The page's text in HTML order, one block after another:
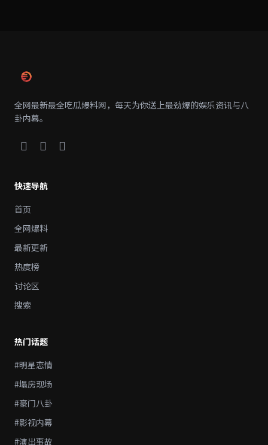
全网最新最全吃瓜爆料网，每天为你送上最劲爆的娱乐资讯与八
卦内幕。
快速导航
首页
全网爆料
最新更新
热度榜
讨论区
搜索
热门话题
#明星恋情
#塌房现场
#豪门八卦
#影视内幕
#演出事故